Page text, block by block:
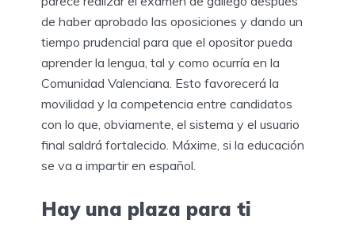
de haber aprobado las oposiciones y dando un
tiempo prudencial para que el opositor pueda
aprender la lengua, tal y como ocurría en la
Comunidad Valenciana. Esto favorecerá la
movilidad y la competencia entre candidatos
con lo que, obviamente, el sistema y el usuario
final saldrá fortalecido. Máxime, si la educación
se va a impartir en español.
Hay una plaza para ti